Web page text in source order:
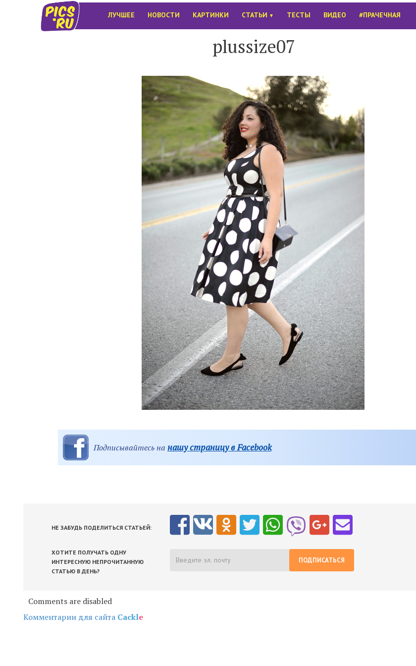
ЛУЧШЕЕ НОВОСТИ КАРТИНКИ СТАТЬИ ▼ ТЕСТЫ ВИДЕО #ПРАЧЕЧНАЯ
plussize07
Подписывайтесь на нашу страницу в Facebook
НЕ ЗАБУДЬ ПОДЕЛИТЬСЯ СТАТЬЕЙ:
ХОТИТЕ ПОЛУЧАТЬ ОДНУ
ИНТЕРЕСНУЮ НЕПРОЧИТАННУЮ
СТАТЬЮ В ДЕНЬ?
ПОДПИСАТЬСЯ
Comments are disabled
Комментарии для сайта Cackle